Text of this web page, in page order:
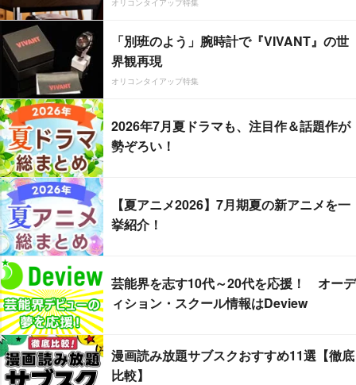
オリコンタイアップ特集
「別班のよう」腕時計で『VIVANT』の世
界観再現
オリコンタイアップ特集
2026年7月夏ドラマも、注目作＆話題作が
勢ぞろい！
【夏アニメ2026】7月期夏の新アニメを一
挙紹介！
芸能界を志す10代～20代を応援！ オーデ
ィション・スクール情報はDeview
漫画読み放題サブスクおすすめ11選【徹底
比較】